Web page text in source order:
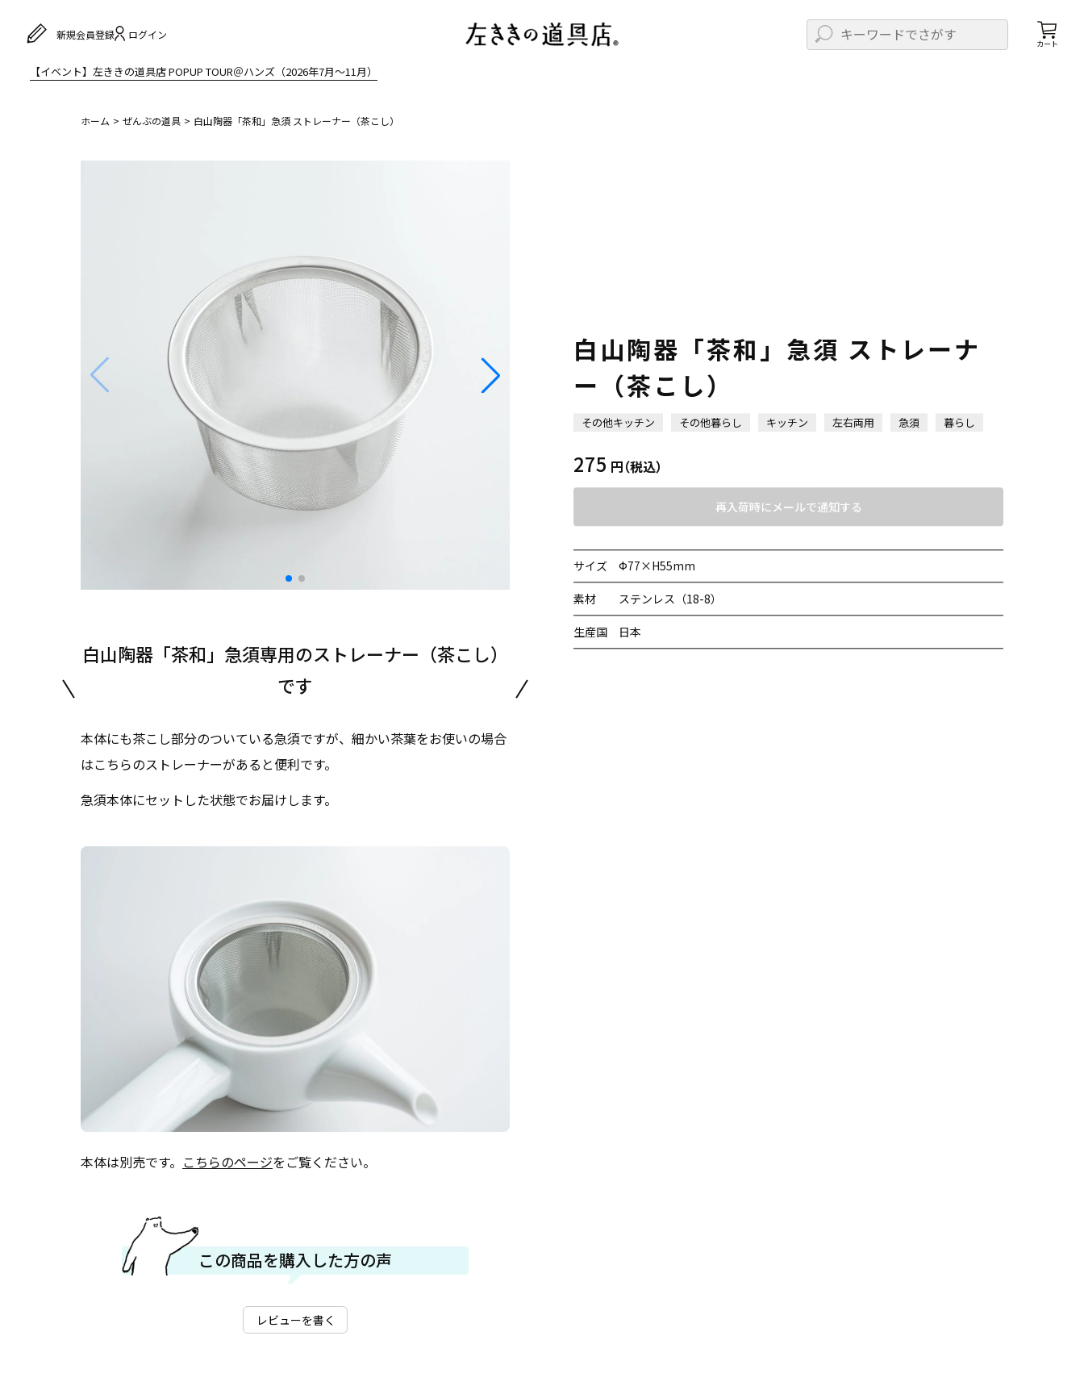
新規会員登録 ログイン
カート
【イベント】左ききの道具店 POPUP TOUR＠ハンズ（2026年7月〜11月）
ホーム ぜんぶの道具 白山陶器「茶和」急須 ストレーナー（茶こし）
白山陶器「茶和」急須専用のストレーナー（茶こし）
です
本体にも茶こし部分のついている急須ですが、細かい茶葉をお使いの場合
はこちらのストレーナーがあると便利です。
急須本体にセットした状態でお届けします。
本体は別売です。 こちらのページをご覧ください。
この商品を購入した方の声
レビューを書く
白山陶器「茶和」急須 ストレーナ
ー（茶こし）
その他キッチン その他暮らし キッチン 左右両用 急須 暮らし
275 円（税込）
再入荷時にメールで通知する
サイズ Ф77×H55mm
素材 ステンレス（18-8）
生産国 日本